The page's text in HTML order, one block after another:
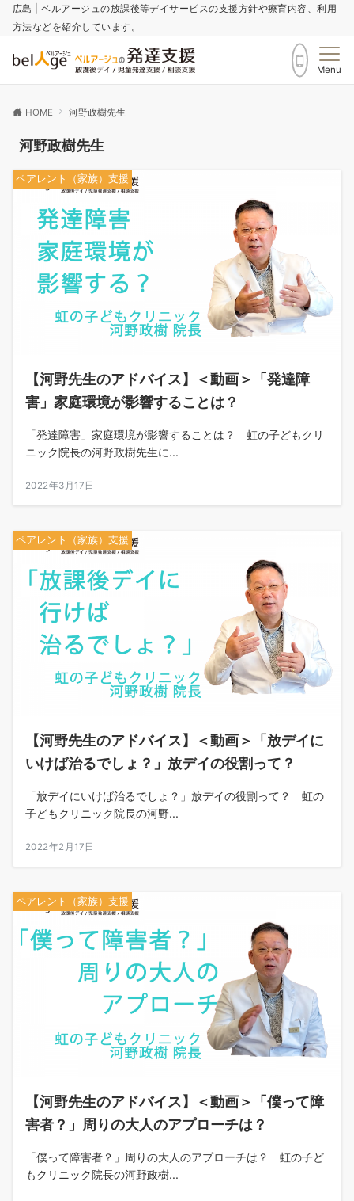
広島 | ベルアージュの放課後等デイサービスの支援方針や療育内容、利用
方法などを紹介しています。
Menu
HOME 河野政樹先生
河野政樹先生
ペアレント（家族）支援
【河野先生のアドバイス】＜動画＞「発達障
害」家庭環境が影響することは？
「発達障害」家庭環境が影響することは？ 虹の子どもクリ
ニック院長の河野政樹先生に...
2022年3月17日
ペアレント（家族）支援
【河野先生のアドバイス】＜動画＞「放デイに
いけば治るでしょ？」放デイの役割って？
「放デイにいけば治るでしょ？」放デイの役割って？ 虹の
子どもクリニック院長の河野...
2022年2月17日
ペアレント（家族）支援
【河野先生のアドバイス】＜動画＞「僕って障
害者？」周りの大人のアプローチは？
「僕って障害者？」周りの大人のアプローチは？ 虹の子ど
もクリニック院長の河野政樹...